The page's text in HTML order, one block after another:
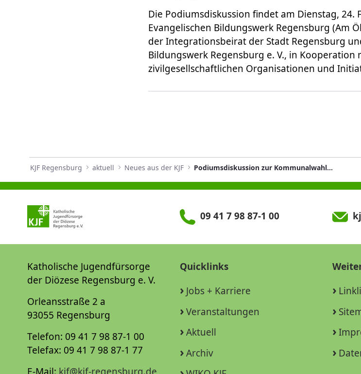
Die Podiumsdiskussion findet am Dienstag, 24.
Evangelischen Bildungswerk Regensburg (Am
der Integrationsbeirat der Stadt Regensburg
Bildungswerk Regensburg e. V., in Kooperation
zivilgesellschaftlichen Organisationen und
KJF Regensburg aktuell Neues aus der KJF Podiumsdiskussion zur Kommunalwahl 2026 in Regensburg
09 41 7 98 87-1 00
Katholische Jugendfürsorge
der Diözese Regensburg e. V.
Orleansstraße 2 a
93055 Regensburg
Telefon: 09 41 7 98 87-1 00
Telefax: 09 41 7 98 87-1 77
Quicklinks
Jobs + Karriere
Veranstaltungen
Aktuell
Archiv